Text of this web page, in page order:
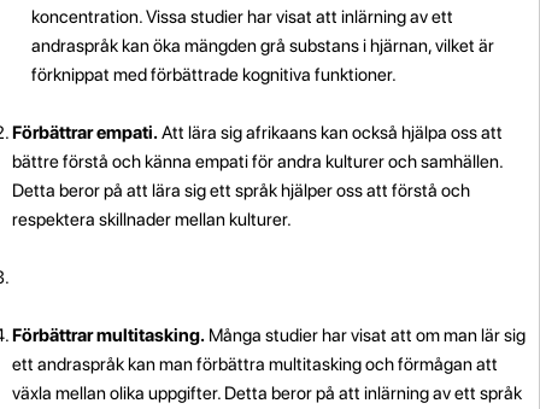
koncentration. Vissa studier har visat att inlärning av ett
andraspråk kan öka mängden grå substans i hjärnan, vilket är
förknippat med förbättrade kognitiva funktioner.
Förbättrar empati.Att lära sig afrikaans kan också hjälpa oss att
bättre förstå och känna empati för andra kulturer och samhällen.
Detta beror på att lära sig ett språk hjälper oss att förstå och
respektera skillnader mellan kulturer.
Förbättrar multitasking. Många studier har visat att om man lär sig
ett andraspråk kan man förbättra multitasking och förmågan att
växla mellan olika uppgifter. Detta beror på att inlärning av ett språk